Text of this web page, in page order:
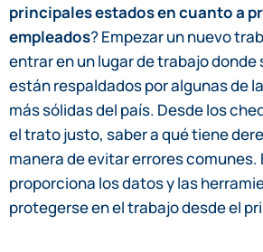
principales estados en cuanto a
empleados? Empezar un nuevo
entrar en un lugar de trabajo donde
están respaldados por algunas de
más sólidas del país. Desde los
el trato justo, saber a qué tiene
manera de evitar errores comunes.
proporciona los datos y las
protegerse en el trabajo desde el